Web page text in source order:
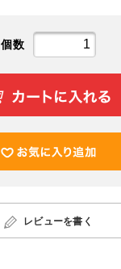
個数
レビューを書く